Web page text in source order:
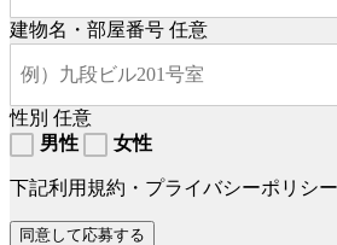
建物名・部屋番号 任意
性別 任意
男性
女性
下記利用規約・プライバシーポリシ